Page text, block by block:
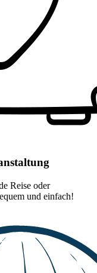
Reise oder
und einfach!